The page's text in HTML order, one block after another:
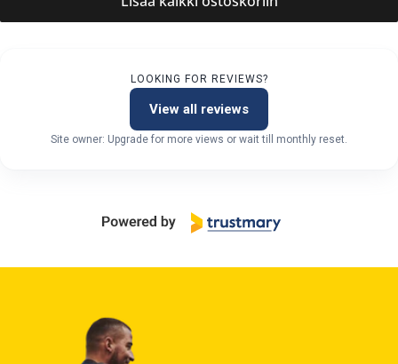
LOOKING FOR REVIEWS?
View all reviews
Site owner: Upgrade for more views or wait till monthly reset.